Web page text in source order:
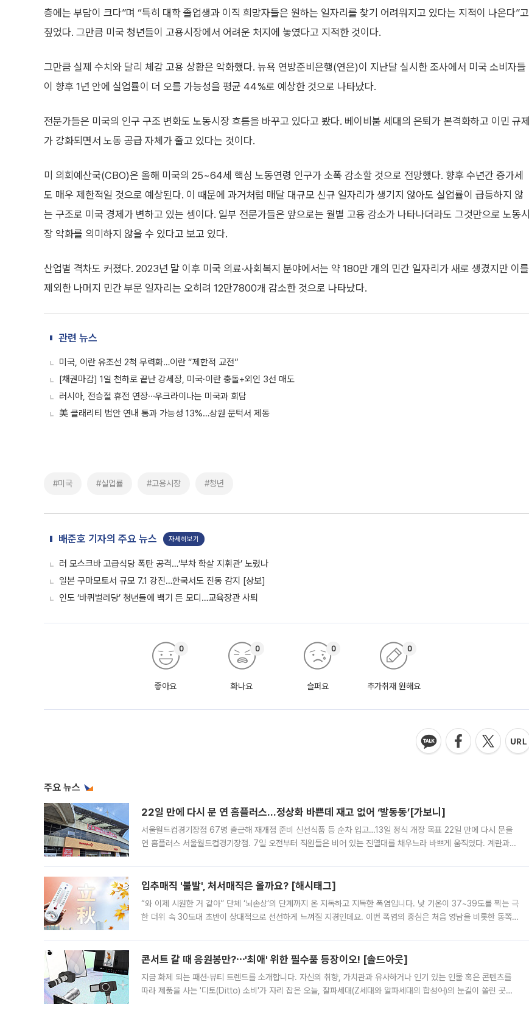
층에는 부담이 크다”며 “특히 대학 졸업생과 이직 희망자들은 원하는 일자리를 찾기 어려워지고 있다는 지적이 나온다”고
짚었다. 그만큼 미국 청년들이 고용시장에서 어려운 처지에 놓였다고 지적한 것이다.
그만큼 실제 수치와 달리 체감 고용 상황은 악화했다. 뉴욕 연방준비은행(연은)이 지난달 실시한 조사에서 미국 소비자들
이 향후 1년 안에 실업률이 더 오를 가능성을 평균 44%로 예상한 것으로 나타났다.
전문가들은 미국의 인구 구조 변화도 노동시장 흐름을 바꾸고 있다고 봤다. 베이비붐 세대의 은퇴가 본격화하고 이민 규제
가 강화되면서 노동 공급 자체가 줄고 있다는 것이다.
미 의회예산국(CBO)은 올해 미국의 25~64세 핵심 노동연령 인구가 소폭 감소할 것으로 전망했다. 향후 수년간 증가세
도 매우 제한적일 것으로 예상된다. 이 때문에 과거처럼 매달 대규모 신규 일자리가 생기지 않아도 실업률이 급등하지 않
는 구조로 미국 경제가 변하고 있는 셈이다. 일부 전문가들은 앞으로는 월별 고용 감소가 나타나더라도 그것만으로 노동시
장 악화를 의미하지 않을 수 있다고 보고 있다.
산업별 격차도 커졌다. 2023년 말 이후 미국 의료·사회복지 분야에서는 약 180만 개의 민간 일자리가 새로 생겼지만 이를
제외한 나머지 민간 부문 일자리는 오히려 12만7800개 감소한 것으로 나타났다.
관련 뉴스
미국, 이란 유조선 2척 무력화…이란 “제한적 교전”
[채권마감] 1일 천하로 끝난 강세장, 미국·이란 충돌+외인 3선 매도
러시아, 전승절 휴전 연장⋯우크라이나는 미국과 회담
美 클래리티 법안 연내 통과 가능성 13%…상원 문턱서 제동
#미국 #실업률 #고용시장 #청년
배준호 기자의 주요 뉴스 자세히보기
러 모스크바 고급식당 폭탄 공격…‘부차 학살 지휘관’ 노렸나
일본 구마모토서 규모 7.1 강진…한국서도 진동 감지 [상보]
인도 ‘바퀴벌레당’ 청년들에 백기 든 모디…교육장관 사퇴
좋아요
0
화나요
0
슬퍼요
0
추가취재 원해요
0
주요 뉴스
22일 만에 다시 문 연 홈플러스…정상화 바쁜데 재고 없어 ‘발동동’[가보니]
서울월드컵경기장점 67명 출근해 재개점 준비 신선식품 등 순차 입고…13일 정식 개장 목표 22일 만에 다시 문을
연 홈플러스 서울월드컵경기장점. 7일 오전부터 직원들은 비어 있는 진열대를 채우느라 바쁘게 움직였다. 계란과
입추매직 '불발', 처서매직은 올까요? [해시태그]
“와 이제 시원한 거 같아” 단체 ‘뇌손상’의 단계까지 온 지독하고 지독한 폭염입니다. 낮 기온이 37~39도를 찍는 극
한 더위 속 30도대 초반이 상대적으로 선선하게 느껴질 지경인데요. 이번 폭염의 중심은 처음 영남을 비롯한 동쪽
콘서트 갈 때 응원봉만?⋯'최애' 위한 필수품 등장이오! [솔드아웃]
지금 화제 되는 패션·뷰티 트렌드를 소개합니다. 자신의 취향, 가치관과 유사하거나 인기 있는 인물 혹은 콘텐츠를
따라 제품을 사는 '디토(Ditto) 소비'가 자리 잡은 오늘, 잘파세대(Z세대와 알파세대의 합성어)의 눈길이 쏠린 곳은